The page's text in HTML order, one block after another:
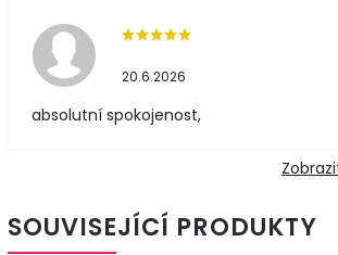
20.6.2026
absolutní spokojenost,
SOUVISEJÍCÍ PRODUKTY